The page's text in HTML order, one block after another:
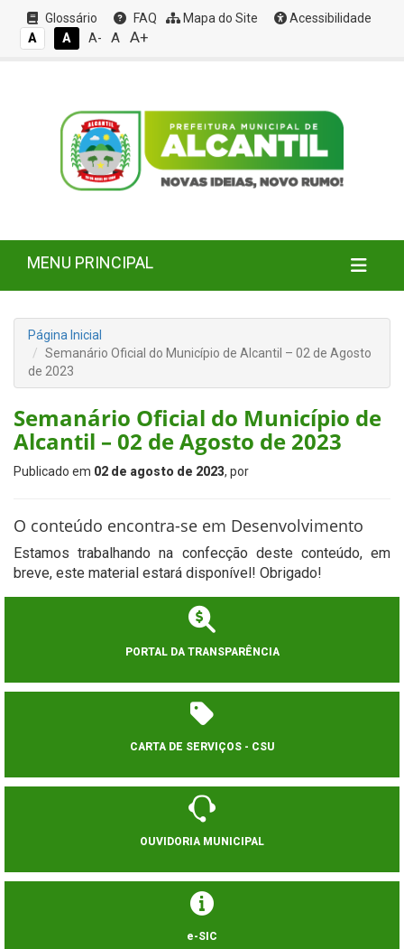
Glossário FAQ Mapa do Site
Acessibilidade
A
A A- A A+
MENU PRINCIPAL
Página Inicial
Semanário Oficial do Município de Alcantil – 02 de Agosto
de 2023
Semanário Oficial do Município de
Alcantil – 02 de Agosto de 2023
Publicado em 02 de agosto de 2023, por
O conteúdo encontra-se em Desenvolvimento
Estamos trabalhando na confecção deste conteúdo, em
breve, este material estará disponível! Obrigado!
PORTAL DA TRANSPARÊNCIA
CARTA DE SERVIÇOS - CSU
OUVIDORIA MUNICIPAL
e-SIC